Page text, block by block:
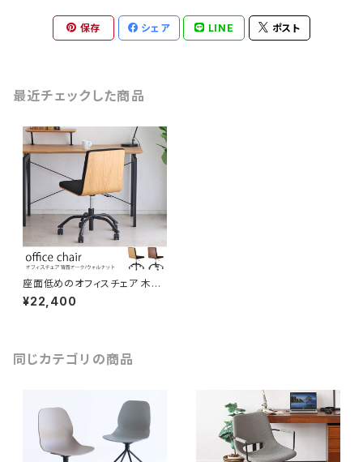
保存 シェア LINE ポスト
最近チェックした商品
座面低めのオフィスチェア 木と
黒ファブリック張地の組み合わ
せがおしゃれ オーク/ウォルナッ
¥22,400
同じカテゴリの商品